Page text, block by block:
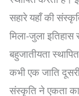
सहारे यहाँ की
मिला-जुला इतिहास
बहुजातीयता
कभी एक जाति
संस्कृति ने एकता का